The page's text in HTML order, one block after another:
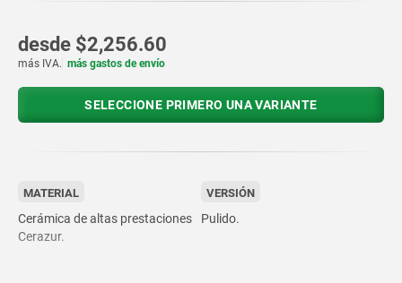
desde $2,256.60
más IVA. más gastos de envío
SELECCIONE PRIMERO UNA VARIANTE
MATERIAL
Cerámica de altas prestaciones
Cerazur.
VERSIÓN
Pulido.